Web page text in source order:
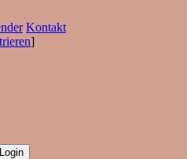
Kontakt
]